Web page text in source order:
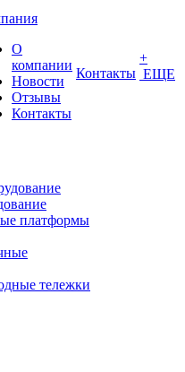
О
компании
Новости
Отзывы
Контакты
Контакты
+
ЕЩЕ
платформы
тележки